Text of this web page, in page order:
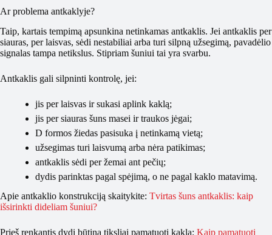
Ar problema antkaklyje?
Taip, kartais tempimą apsunkina netinkamas antkaklis. Jei antkaklis per
siauras, per laisvas, sėdi nestabiliai arba turi silpną užsegimą, pavadėlio
signalas tampa netikslus. Stipriam šuniui tai yra svarbu.
Antkaklis gali silpninti kontrolę, jei:
jis per laisvas ir sukasi aplink kaklą;
jis per siauras šuns masei ir traukos jėgai;
D formos žiedas pasisuka į netinkamą vietą;
užsegimas turi laisvumą arba nėra patikimas;
antkaklis sėdi per žemai ant pečių;
dydis parinktas pagal spėjimą, o ne pagal kaklo matavimą.
Apie antkaklio konstrukciją skaitykite: Tvirtas šuns antkaklis: kaip
išsirinkti dideliam šuniui?
Prieš renkantis dydį būtina tiksliai pamatuoti kaklą: Kaip pamatuoti